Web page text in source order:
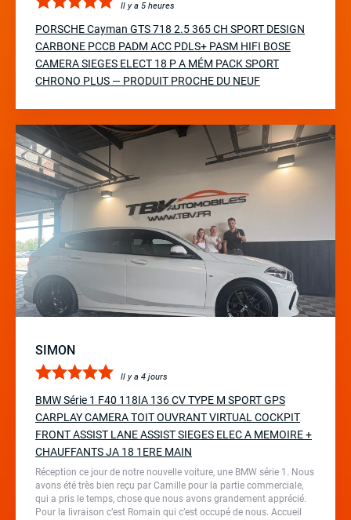
Il y a 5 heures
PORSCHE Cayman GTS 718 2.5 365 CH SPORT DESIGN
CARBONE PCCB PADM ACC PDLS+ PASM HIFI BOSE
CAMERA SIEGES ELECT 18 P A MÉM PACK SPORT
CHRONO PLUS — PRODUIT PROCHE DU NEUF
SIMON
Il y a 4 jours
BMW Série 1 F40 118IA 136 CV TYPE M SPORT GPS
CARPLAY CAMERA TOIT OUVRANT VIRTUAL COCKPIT
FRONT ASSIST LANE ASSIST SIEGES ELEC A MEMOIRE +
CHAUFFANTS JA 18 1ERE MAIN
Réception ce jour de notre nouvelle voiture, une BMW série 1. Nous
avons été très bien reçu par Camille pour la partie commerciale,
qui a pris le temps, chose que nous avons grandement apprécié.
Pour la livraison c’est Romain qui c’est occupé de nous. Accueil